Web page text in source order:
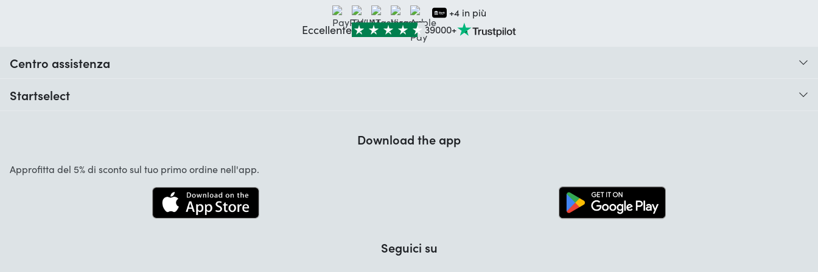
+4 in più
Eccellente 39000+
Centro assistenza
Startselect
Startselect App
Download the app
Approfitta del 5% di sconto sul tuo primo ordine nell'app.
Seguici su